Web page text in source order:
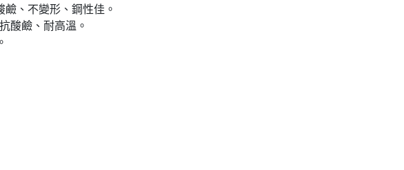
、不變形、鋼性佳。
酸鹼、耐高溫。